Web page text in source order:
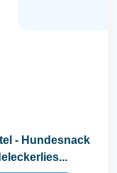
- Hundesnack